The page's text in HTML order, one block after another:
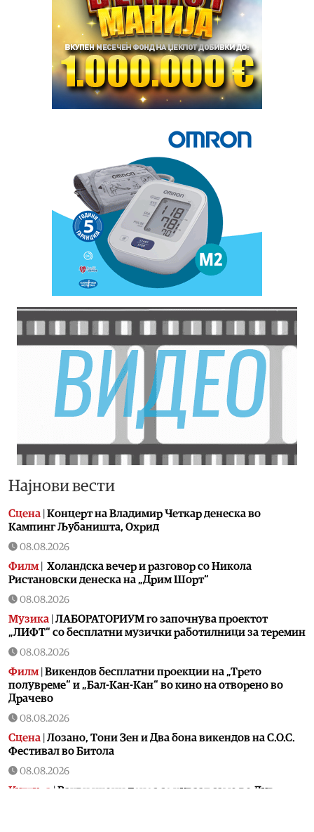
Најнови вести
Сцена | Концерт на Владимир Четкар денеска во
Кампинг Љубаништа, Охрид
08.08.2026
Филм | Холандска вечер и разговор со Никола
Ристановски денеска на „Дрим Шорт“
08.08.2026
Музика | ЛАБОРАТОРИУМ го започнува проектот
„ЛИФТ“ со бесплатни музички работилници за теремин
08.08.2026
Филм | Викендов бесплатни проекции на „Трето
полувреме“ и „Бал-Кан-Кан“ во кино на отворено во
Драчево
08.08.2026
Сцена | Лозано, Тони Зен и Два бона викендов на С.О.С.
Фестивал во Битола
08.08.2026
Култура |Вакви икони денес се чуваат само во Лувр,